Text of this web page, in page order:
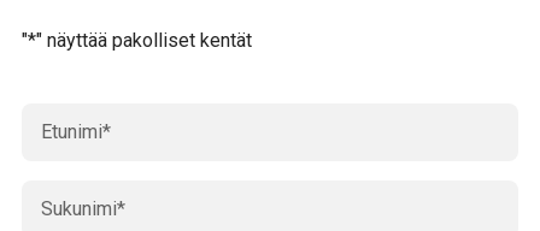
"*" näyttää pakolliset kentät